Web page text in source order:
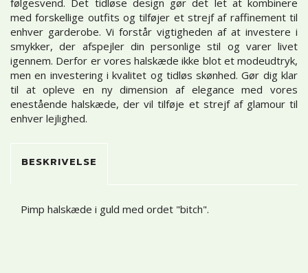
med forskellige outfits og tilføjer et strejf af raffinement til
enhver garderobe. Vi forstår vigtigheden af at investere i
smykker, der afspejler din personlige stil og varer livet
igennem. Derfor er vores halskæde ikke blot et modeudtryk,
men en investering i kvalitet og tidløs skønhed. Gør dig klar
til at opleve en ny dimension af elegance med vores
enestående halskæde, der vil tilføje et strejf af glamour til
enhver lejlighed.
BESKRIVELSE
Pimp halskæde i guld med ordet "bitch".